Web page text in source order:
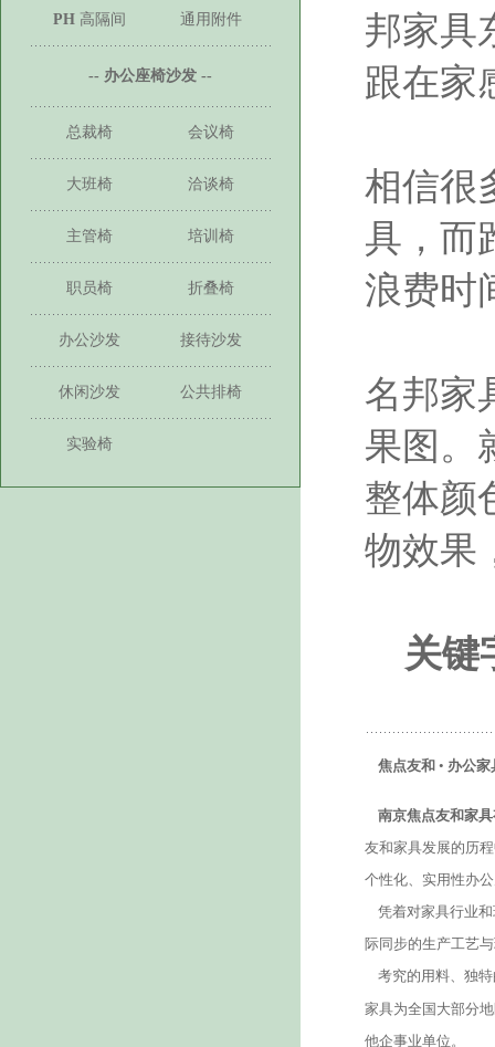
PH 高隔间 通用附件
-- 办公座椅沙发 --
总裁椅 会议椅
大班椅 洽谈椅
主管椅 培训椅
职员椅 折叠椅
办公沙发 接待沙发
休闲沙发 公共排椅
实验椅
邦家具
跟在家
相信很
具，而
浪费时
名邦家
果图。
整体颜
物效果
关键
焦点友和 • 办公家
南京焦点友和家
友和家具发展的历
个性化、实用性办
凭着对家具行业和
际同步的生产工艺
考究的用料、独特
家具为全国大部分
他企事业单位。